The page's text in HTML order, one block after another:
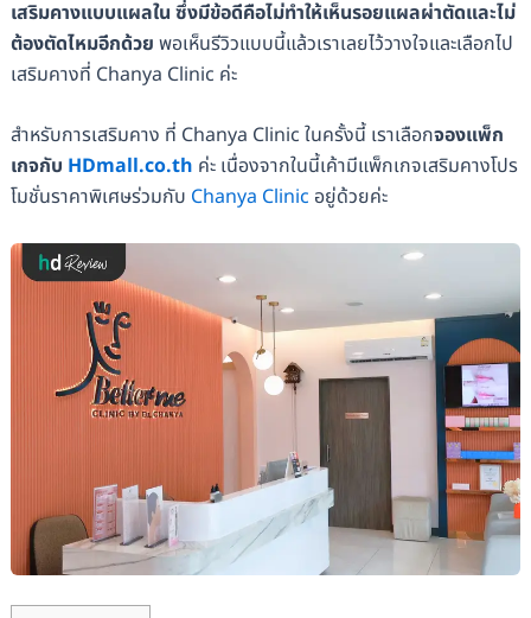
เสริมคางแบบแผลใน ซึ่งมีข้อดีคือไม่ทำให้เห็นรอยแผลผ่าตัดและไม่
ต้องตัดไหมอีกด้วย พอเห็นรีวิวแบบนี้แล้วเราเลยไว้วางใจและเลือกไป
เสริมคางที่ Chanya Clinic ค่ะ
สำหรับการเสริมคาง ที่ Chanya Clinic ในครั้งนี้ เราเลือกจองแพ็ก
เกจกับ HDmall.co.th ค่ะ เนื่องจากในนี้เค้ามีแพ็กเกจเสริมคางโปร
โมชั่นราคาพิเศษร่วมกับ Chanya Clinic อยู่ด้วยค่ะ